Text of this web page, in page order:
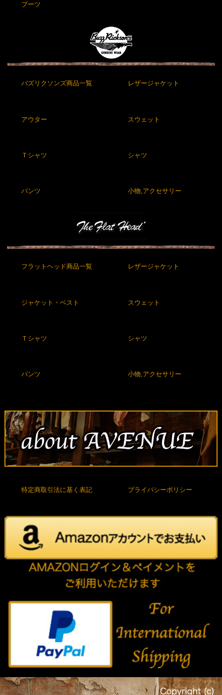
ブーツ
バズリクソンズ商品一覧 レザージャケット
アウター スウェット
Ｔシャツ シャツ
パンツ 小物,アクセサリー
フラットヘッド商品一覧 レザージャケット
ジャケット・ベスト スウェット
Ｔシャツ シャツ
パンツ 小物,アクセサリー
特定商取引法に基く表記 プライバシーポリシー